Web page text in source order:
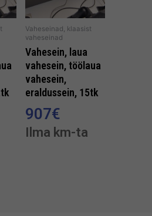
Vaheseinad, klaasist
vaheseinad
Vahesein, laua
vahesein, töölaua
vahesein,
eraldussein, 15tk
907€
Ilma km-ta